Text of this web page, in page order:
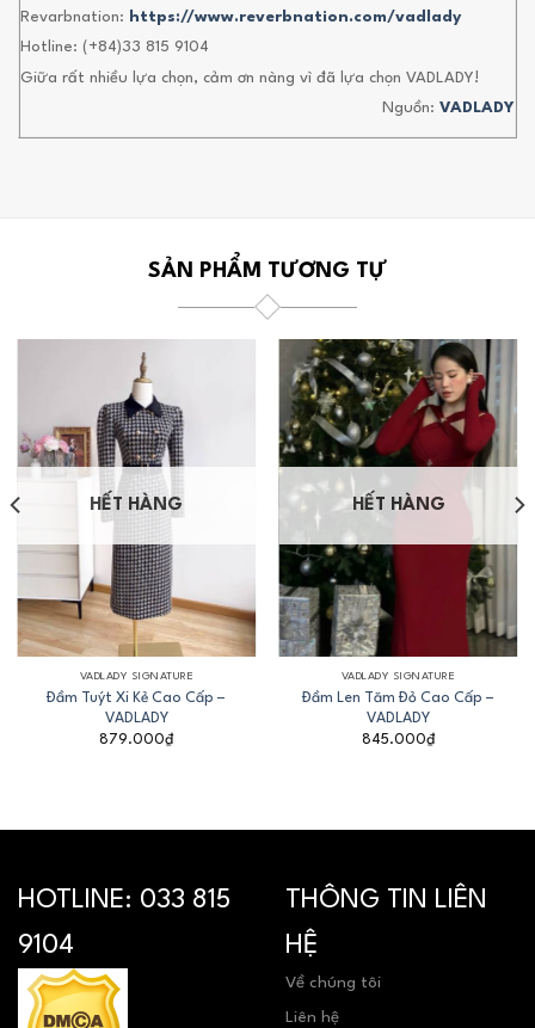
Revarbnation:
https://www.reverbnation.com/vadlady
Hotline: (+84)33 815 9104
Giữa rất nhiều lựa chọn, cảm ơn nàng vì đã lựa chọn VADLADY!
Nguồn: VADLADY
SẢN PHẨM TƯƠNG TỰ
HẾT HÀNG
VADLADY SIGNATURE
Đầm Tuýt Xi Kẻ Cao Cấp –
VADLADY
879.000₫
HẾT HÀNG
VADLADY SIGNATURE
Đầm Len Tăm Đỏ Cao Cấp –
VADLADY
845.000₫
HOTLINE: 033 815
9104
THÔNG TIN LIÊN
HỆ
Về chúng tôi
Liên hệ